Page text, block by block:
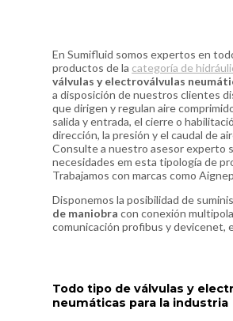
En Sumifluid somos expertos en
productos de la categoría de
válvulas y electroválvulas
a disposición de nuestros clientes
que dirigen y regulan aire
salida y entrada, el cierre o
dirección, la presión y el caudal de
Consulte a nuestro asesor experto
necesidades em esta tipología de
Trabajamos con marcas como
Disponemos la posibilidad de
de maniobra con conexión
comunicación profibus y devicenet,
Todo tipo de válvulas y
neumáticas para la industria